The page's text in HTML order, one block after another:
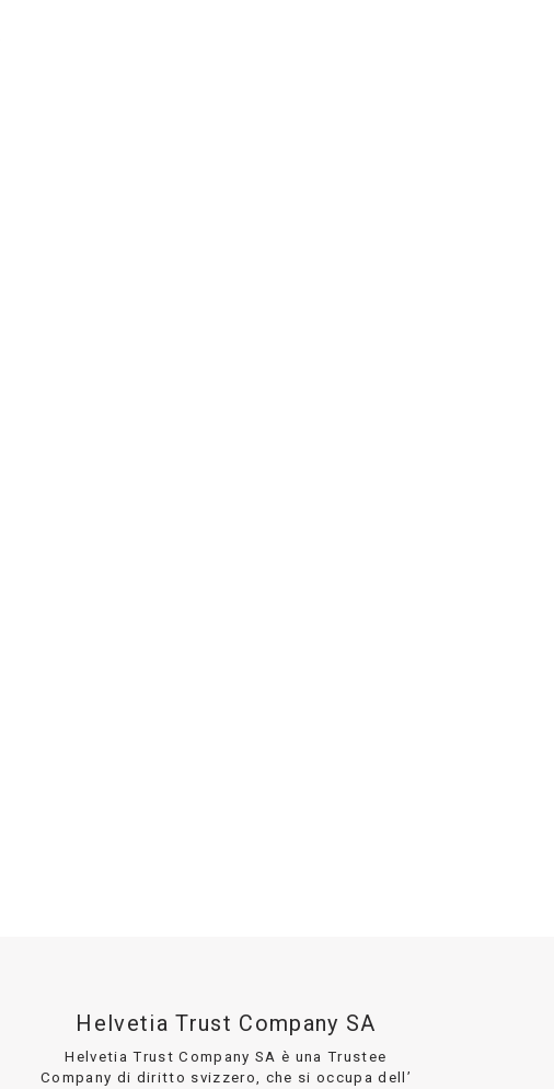
Helvetia Trust Company SA
Helvetia Trust Company SA è una Trustee
Company di diritto svizzero, che si occupa dell’